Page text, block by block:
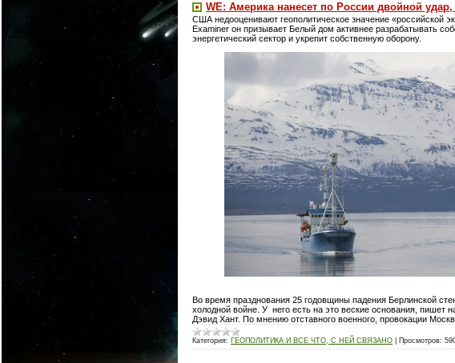
WE: Америка нанесет по России двойной удар,
США недооценивают геополитическое значение «российской
Examiner он призывает Белый дом активнее разрабатывать
энергетический сектор и укрепит собственную оборону.
Во время празднования 25 годовщины падения Берлинской
холодной войне. У него есть на это веские основания,
Дэвид Хант. По мнению отставного военного, провокации
Категория: ГЕОПОЛИТИКА И ВСЕ ЧТО, С НЕЙ СВЯЗАНО Просмотров: